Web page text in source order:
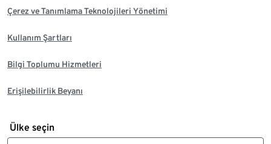
Çerez ve Tanımlama Teknolojileri Yönetimi
Kullanım Şartları
Bilgi Toplumu Hizmetleri
Erişilebilirlik Beyanı
Ülke seçin